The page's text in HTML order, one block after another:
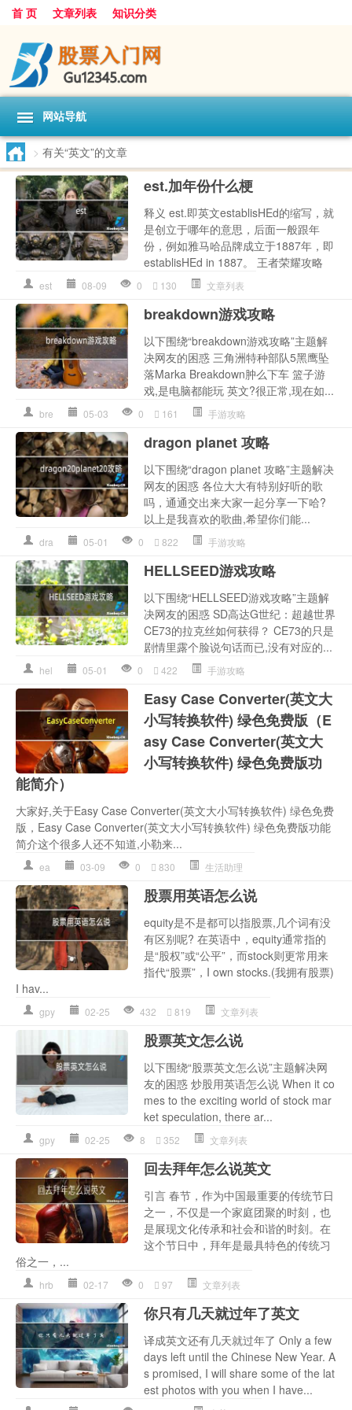
首 页 文章列表 知识分类
网站导航
> 有关“英文”的文章
est.加年份什么梗
释义 est.即英文establisHEd的缩写，就
是创立于哪年的意思，后面一般跟年
份，例如雅马哈品牌成立于1887年，即
establisHEd in 1887。 王者荣耀攻略
est 08-09 0 130 文章列表
breakdown游戏攻略
以下围绕“breakdown游戏攻略”主题解
决网友的困惑 三角洲特种部队5黑鹰坠
落Marka Breakdown肿么下车 篮子游
戏,是电脑都能玩 英文?很正常,现在如...
bre 05-03 0 161 手游攻略
dragon planet 攻略
以下围绕“dragon planet 攻略”主题解决
网友的困惑 各位大大有特别好听的歌
吗，通通交出来大家一起分享一下哈?
以上是我喜欢的歌曲,希望你们能...
dra 05-01 0 822 手游攻略
HELLSEED游戏攻略
以下围绕“HELLSEED游戏攻略”主题解
决网友的困惑 SD高达G世纪：超越世界
CE73的拉克丝如何获得？ CE73的只是
剧情里露个脸说句话而已,没有对应的...
hel 05-01 0 422 手游攻略
Easy Case Converter(英文大
小写转换软件) 绿色免费版（E
asy Case Converter(英文大
小写转换软件) 绿色免费版功
能简介）
大家好,关于Easy Case Converter(英文大小写转换软件) 绿色免费
版，Easy Case Converter(英文大小写转换软件) 绿色免费版功能
简介这个很多人还不知道,小勒来...
ea 03-09 0 830 生活助理
股票用英语怎么说
equity是不是都可以指股票,几个词有没
有区别呢? 在英语中，equity通常指的
是“股权”或“公平”，而stock则更常用来
指代“股票”，I own stocks.(我拥有股票)
I hav...
gpy 02-25 432 819 文章列表
股票英文怎么说
以下围绕“股票英文怎么说”主题解决网
友的困惑 炒股用英语怎么说 When it co
mes to the exciting world of stock mar
ket speculation, there ar...
gpy 02-25 8 352 文章列表
回去拜年怎么说英文
引言 春节，作为中国最重要的传统节日
之一，不仅是一个家庭团聚的时刻，也
是展现文化传承和社会和谐的时刻。在
这个节日中，拜年是最具特色的传统习
俗之一，...
hrb 02-17 0 97 文章列表
你只有几天就过年了英文
译成英文还有几天就过年了 Only a few
days left until the Chinese New Year. A
s promised, I will share some of the lat
est photos with you when I have...